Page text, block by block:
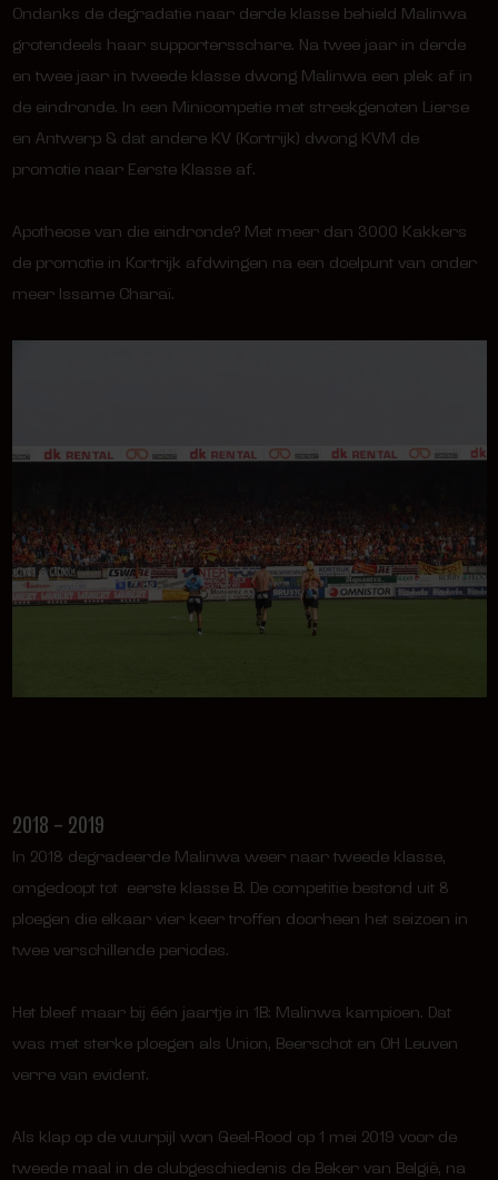
Ondanks de degradatie naar derde klasse behield Malinwa
grotendeels haar supportersschare. Na twee jaar in derde
en twee jaar in tweede klasse dwong Malinwa een plek af in
de eindronde. In een Minicompetie met streekgenoten Lierse
en Antwerp & dat andere KV (Kortrijk) dwong KVM de
promotie naar Eerste Klasse af.
Apotheose van die eindronde? Met meer dan 3000 Kakkers
de promotie in Kortrijk afdwingen na een doelpunt van onder
meer Issame Charaï.
2018 – 2019
In 2018 degradeerde Malinwa weer naar tweede klasse,
omgedoopt tot eerste klasse B. De competitie bestond uit 8
ploegen die elkaar vier keer troffen doorheen het seizoen in
twee verschillende periodes.
Het bleef maar bij één jaartje in 1B: Malinwa kampioen. Dat
was met sterke ploegen als Union, Beerschot en OH Leuven
verre van evident.
Als klap op de vuurpijl won Geel-Rood op 1 mei 2019 voor de
tweede maal in de clubgeschiedenis de Beker van België, na